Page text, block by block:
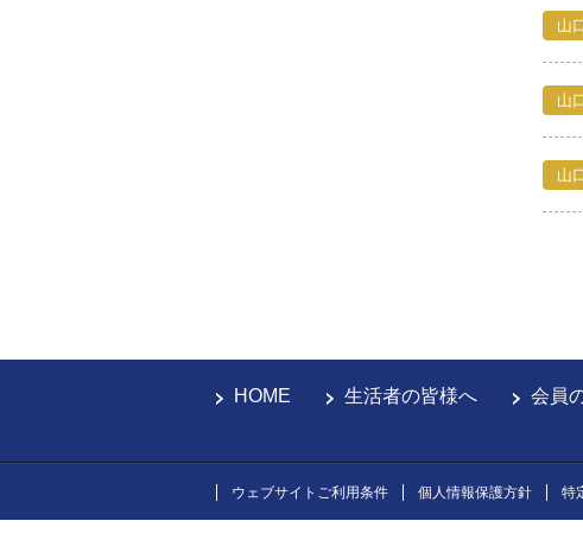
山
山
山
HOME 生活者の皆様へ 会員
ウェブサイトご利用条件 個人情報保護方針 特